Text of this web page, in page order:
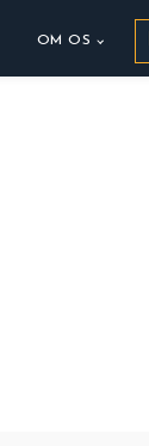
OM OS